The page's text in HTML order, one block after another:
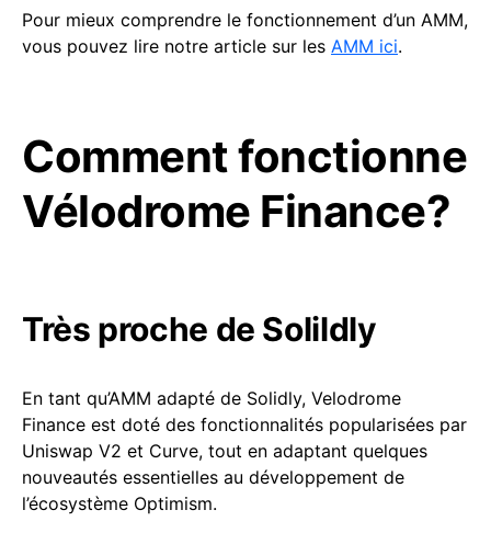
Pour mieux comprendre le fonctionnement d’un AMM,
vous pouvez lire notre article sur les AMM ici.
Comment fonctionne
Vélodrome Finance?
Très proche de Solildly
En tant qu’AMM adapté de Solidly, Velodrome
Finance est doté des fonctionnalités popularisées par
Uniswap V2 et Curve, tout en adaptant quelques
nouveautés essentielles au développement de
l’écosystème Optimism.